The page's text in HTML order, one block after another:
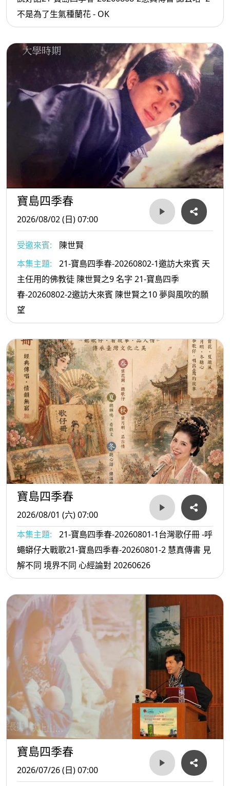
不是為了生氣種蘭花 - OK
寶島四季春
2026/08/02 (日) 07:00
受邀來賓:
陳世賢
本集主題:
21-寶島四季春-20260802-1邀訪大來賓 天
主任用的佛教徒 陳世賢之9 名字 21-寶島四季
春-20260802-2邀訪大來賓 陳世賢之10 夢與風吹的願
望
寶島四季春
2026/08/01 (六) 07:00
本集主題:
21-寶島四季春-20260801-1台灣歌仔冊 -呼
蠅蟒仔大戰歌21-寶島四季春-20260801-2 慧真傳書 見
解不同 境界不同 心經論對 20260626
寶島四季春
2026/07/26 (日) 07:00